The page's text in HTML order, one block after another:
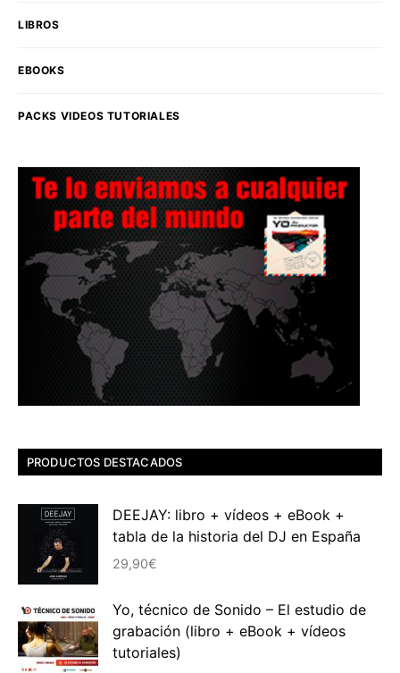
LIBROS
EBOOKS
PACKS VIDEOS TUTORIALES
PRODUCTOS DESTACADOS
DEEJAY: libro + vídeos + eBook +
tabla de la historia del DJ en España
29,90€
Yo, técnico de Sonido – El estudio de
grabación (libro + eBook + vídeos
tutoriales)